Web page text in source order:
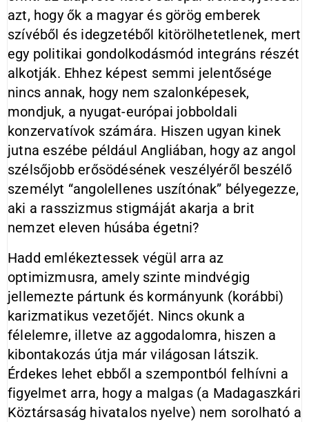
azt, hogy ők a magyar és görög emberek
szívéből és idegzetéből kitörölhetetlenek, mert
egy politikai gondolkodásmód integráns részét
alkotják. Ehhez képest semmi jelentősége
nincs annak, hogy nem szalonképesek,
mondjuk, a nyugat-európai jobboldali
konzervatívok számára. Hiszen ugyan kinek
jutna eszébe például Angliában, hogy az angol
szélsőjobb erősödésének veszélyéről beszélő
személyt “angolellenes uszítónak” bélyegezze,
aki a rasszizmus stigmáját akarja a brit
nemzet eleven húsába égetni?
Hadd emlékeztessek végül arra az
optimizmusra, amely szinte mindvégig
jellemezte pártunk és kormányunk (korábbi)
karizmatikus vezetőjét. Nincs okunk a
félelemre, illetve az aggodalomra, hiszen a
kibontakozás útja már világosan látszik.
Érdekes lehet ebből a szempontból felhívni a
figyelmet arra, hogy a malgas (a Madagaszkári
Köztársaság hivatalos nyelve) nem sorolható a